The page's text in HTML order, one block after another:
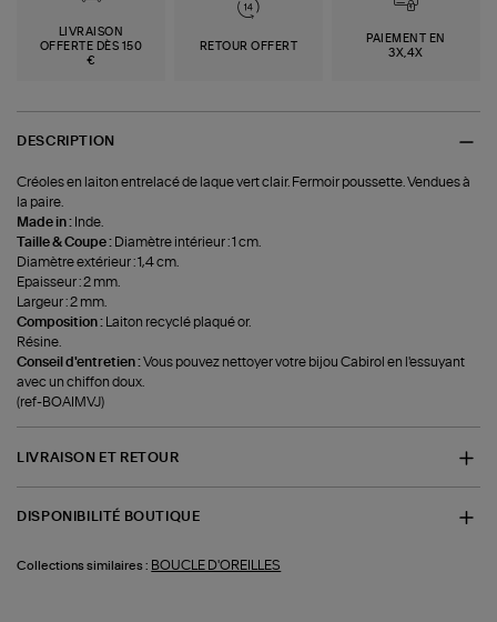
LIVRAISON
OFFERTE DÈS 150
€
RETOUR OFFERT
PAIEMENT EN
3X,4X
DESCRIPTION
Créoles en laiton entrelacé de laque vert clair. Fermoir poussette. Vendues à
la paire.
Made in : Inde.
Taille & Coupe : Diamètre intérieur : 1 cm.
Diamètre extérieur : 1,4 cm.
Epaisseur : 2 mm.
Largeur : 2 mm.
Composition :
Laiton recyclé plaqué or.
Résine.
Conseil d'entretien :Vous pouvez nettoyer votre bijou Cabirol en l'essuyant
avec un chiffon doux.
(ref-BOAIMVJ)
LIVRAISON ET RETOUR
DISPONIBILITÉ BOUTIQUE
Collections similaires : BOUCLE D'OREILLES